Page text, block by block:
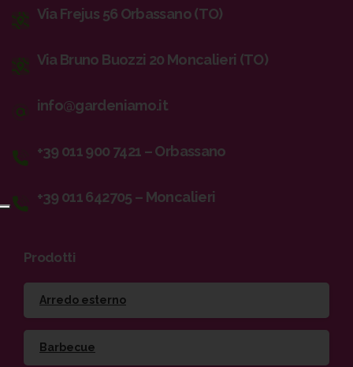
Via Frejus 56 Orbassano (TO)
Via Bruno Buozzi 20 Moncalieri (TO)
info@gardeniamo.it
+39 011 900 7421 – Orbassano
+39 011 642705 – Moncalieri
Prodotti
Arredo esterno
Barbecue